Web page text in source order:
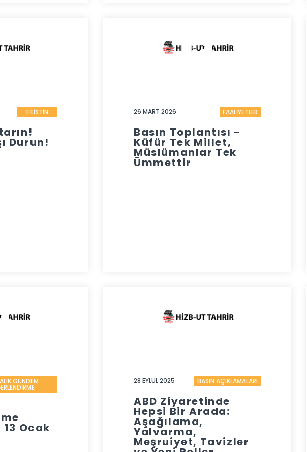
FİLİSTİN
Durun!
26 MART 2026 FAALİYETLER
Basın Toplantısı -
Küfür Tek Millet,
Müslümanlar Tek
Ümmettir
GÜNDEM
Ocak
28 EYLUL 2025 BASIN AÇIKLAMALARI
ABD Ziyaretinde
Hepsi Bir Arada:
Aşağılama,
Yalvarma,
Meşruiyet, Tavizler